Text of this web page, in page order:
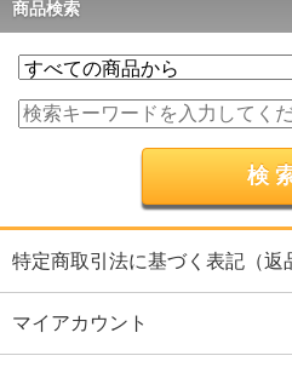
商品検索
特定商取引法に基づく表記（返
マイアカウント